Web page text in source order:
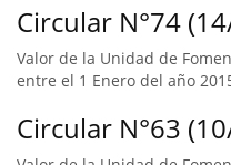
Circular N°74
Valor de la Unidad de
entre el 1 Enero del año
Circular N°63